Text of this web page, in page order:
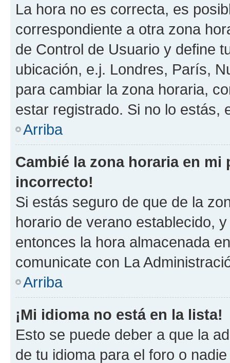
La hora no es correcta, es
correspondiente a otra zona
de Control de Usuario y define
ubicación, e.j. Londres, París,
para cambiar la zona horaria,
estar registrado. Si no lo estás,
Arriba
Cambié la zona horaria en
incorrecto!
Si estás seguro de que de la
horario de verano establecido,
entonces la hora almacenada
comunicate con La
Arriba
¡Mi idioma no está en la lista!
Esto se puede deber a que la
de tu idioma para el foro o